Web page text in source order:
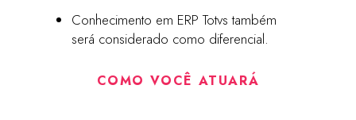
Conhecimento em ERP Totvs também
será considerado como diferencial.
COMO VOCÊ ATUARÁ